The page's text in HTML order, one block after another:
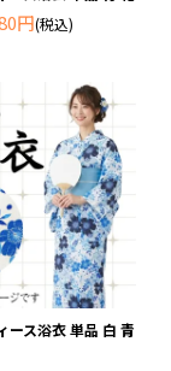
円(税込)
ース浴衣 単品 白 青